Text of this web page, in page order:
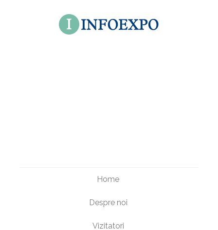
Home
Despre noi
Vizitatori